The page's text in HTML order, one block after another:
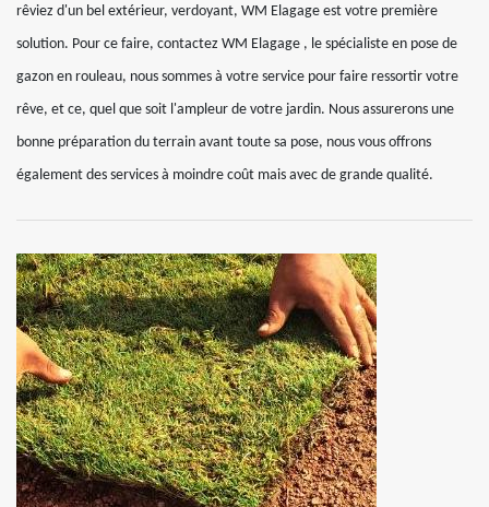
rêviez d'un bel extérieur, verdoyant, WM Elagage est votre première
solution. Pour ce faire, contactez WM Elagage , le spécialiste en pose de
gazon en rouleau, nous sommes à votre service pour faire ressortir votre
rêve, et ce, quel que soit l'ampleur de votre jardin. Nous assurerons une
bonne préparation du terrain avant toute sa pose, nous vous offrons
également des services à moindre coût mais avec de grande qualité.